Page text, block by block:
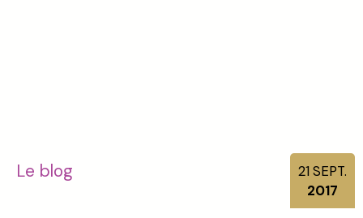
Le blog 21SEPT.
2017